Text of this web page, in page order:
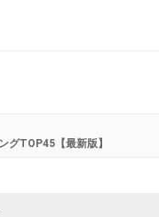
グTOP45【最新版】